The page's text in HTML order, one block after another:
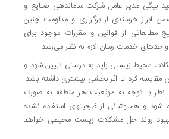
بیگی مدیر عامل شرکت ساماندهی صنایع و
ابراز خرسندی از برگزاری و مداومت چنین
از قوانین و مقررات موجود برای
واحدهای خدمات رسان لازم به نظر می‌رسد.
محیط زیستی باید به درستی تبیین شود و
مقایسه کرد تا اثر بخشی بیشتری داشته باشد.
نظر با توجه به موقعیت هر منطقه به صورت
شود و همپوشانی از ظرفیتهای استفاده نشده
روند حل مشکلات زیست محیطی خواهد